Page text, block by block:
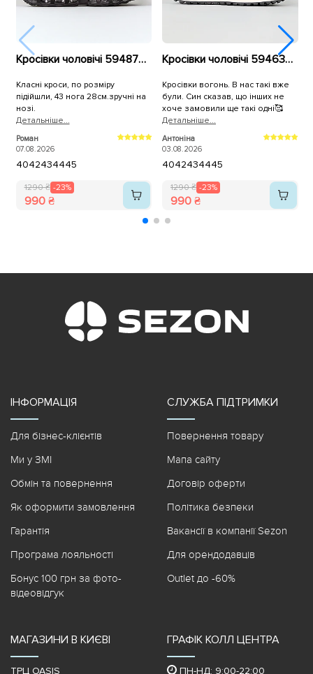
Кросівки чоловічі 594878 Чорні
Класні кроси, по розміру
підійшли, 43 нога 28см.зручні на
нозі.
Детальнiше...
Роман
07.08.2026
4042434445
1290 ₴ -23%
990 ₴
Кросівки чоловічі 594637 Сині
Кросівки вогонь. В нас такі вже
були. Син сказав, що інших не
хоче замовили ще такі одні🥰
Детальнiше...
Антоніна
03.08.2026
4042434445
1290 ₴ -23%
990 ₴
ІНФОРМАЦІЯ
Для бізнес-клієнтів
Ми у ЗМІ
Обмін та повернення
Як оформити замовлення
Гарантія
Програма лояльності
Бонус 100 грн за фото-
відеовідгук
СЛУЖБА ПІДТРИМКИ
Повернення товару
Мапа сайту
Договір оферти
Політика безпеки
Вакансії в компанії Sezon
Для орендодавців
Outlet до -60%
МАГАЗИНИ В КИЄВІ
ТРЦ OASIS
ГРАФІК КОЛЛ ЦЕНТРА
ПН-НД: 9:00-22:00